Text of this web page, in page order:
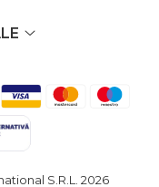
S.R.L. 2026